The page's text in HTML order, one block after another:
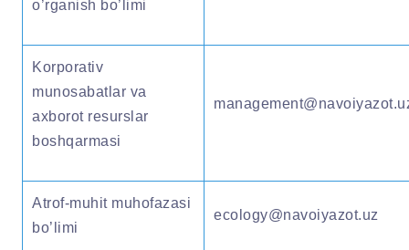
o’rganish bo’limi
Korporativ
munosabatlar va
axborot resurslar
boshqarmasi
Atrof-muhit muhofazasi
bo’limi
ecology@navoiyazot.uz